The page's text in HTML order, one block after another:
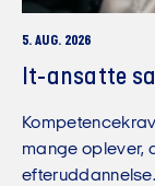
5. AUG. 2026
It-ansatte
mange oplever,
efteruddannelse.